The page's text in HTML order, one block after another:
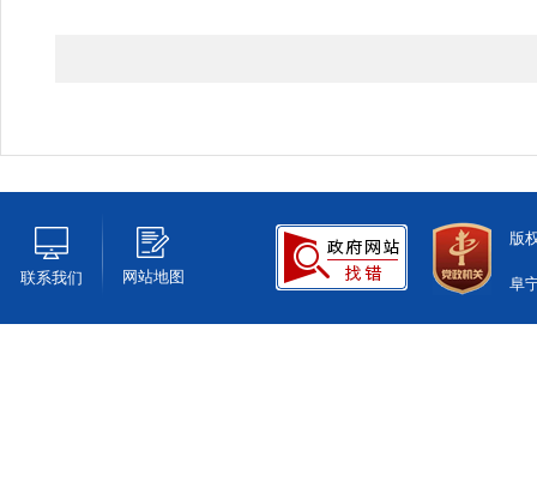
联系我们 网站地图
版
阜